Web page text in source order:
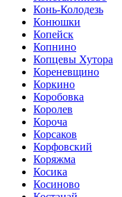
Конь-Колодезь
Конюшки
Копейск
Копнино
Копцевы Хутора
Кореневщино
Коркино
Коробовка
Королев
Короча
Корсаков
Корфовский
Коряжма
Косика
Косиново